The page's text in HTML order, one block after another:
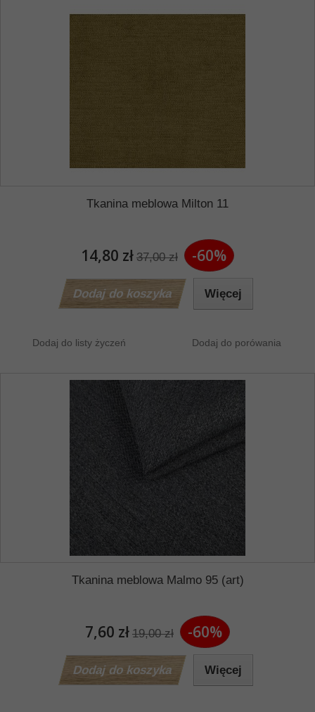
Tkanina meblowa Milton 11
14,80 zł 37,00 zł -60%
Dodaj do koszyka Więcej
Dodaj do listy życzeń Dodaj do porówania
Tkanina meblowa Malmo 95 (art)
7,60 zł 19,00 zł -60%
Dodaj do koszyka Więcej